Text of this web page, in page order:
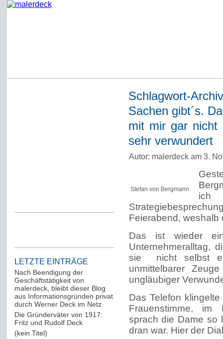
LETZTE EINTRÄGE
Nach Beendigung der
Geschäftstätigkeit von
malerdeck, bleibt dieser Blog
aus Informationsgründen privat
durch Werner Deck im Netz
Die Gründerväter von 1917:
Fritz und Rudolf Deck
(kein Titel)
Schlagwort-
Sachen gibt´s.
mit mir gar nicht
sehr verwundert
Autor: malerdeck am 3.
Stefan von Bergmann
ich
Feierabend, weshalb
Das ist wieder
Unternehmeralltag,
sie nicht selbst
unmittelbarer
ungläubiger
Das Telefon
Frauenstimme, im
sprach die Dame so
dran war. Hier der